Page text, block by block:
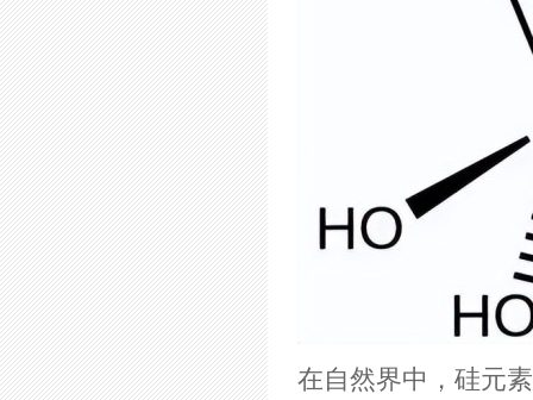
在自然界中，硅元